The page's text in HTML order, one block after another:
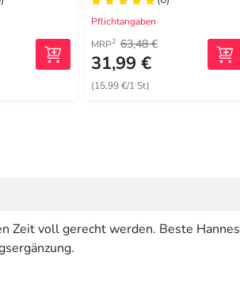
Pflichtangaben
MRP2 63,48 €
31,99 €
(15,99 €/1 St)
Zeit voll gerecht werden. Beste Hannes